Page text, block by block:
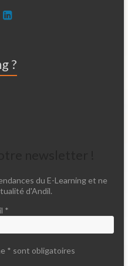
?
du E-Learning et ne
d'Andil.
*
* sont obligatoires